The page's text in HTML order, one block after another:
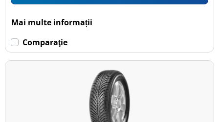
Mai multe informații
Comparaţie